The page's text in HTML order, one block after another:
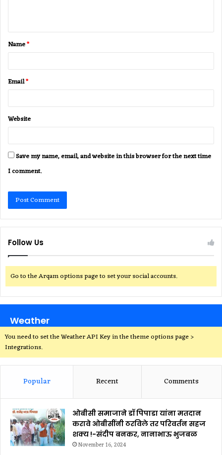
t
*
Name*
Email*
Website
Save my name, email, and website in this browser for the next time
I comment.
Follow Us
Go to the Arqam options page to set your social accounts.
Weather
You need to set the Weather API Key in the theme options page >
Integrations.
Popular Recent Comments
ओबीसी समाजाने डॉ पिपाडा यांना मतदान
करावे ओबीसींनी ठरविले तर परिवर्तन सहज
शक्य !-संदीप बनकर, नानाभाऊ भुजबळ
November 16, 2024